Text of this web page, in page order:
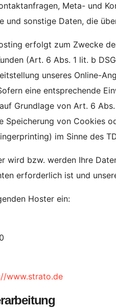
Meta- und
und sonstige Daten, die
erfolgt zum Zwecke
(Art. 6 Abs. 1 lit. b
unseres Online-
eine entsprechende
Grundlage von Art. 6
Speicherung von Cookies
im Sinne des
wird bzw. werden Ihre
erforderlich ist und
Hoster ein:
www.strato.de